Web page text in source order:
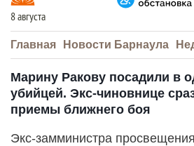
8 августа
Главная Новости Барнаула
Марину Ракову посадили в
убийцей. Экс-чиновнице
приемы ближнего боя
Экс-замминистра